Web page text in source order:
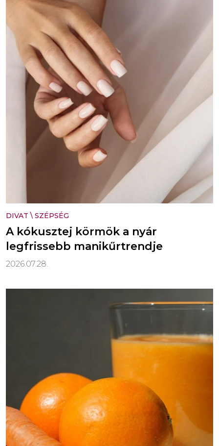
DIVAT \ SZÉPSÉG
A kókusztej körmök a nyár
legfrissebb manikűrtrendje
2026.07.28.